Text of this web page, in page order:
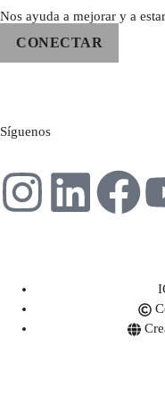
Nos ayuda a mejorar y a
CONECTAR
Síguenos